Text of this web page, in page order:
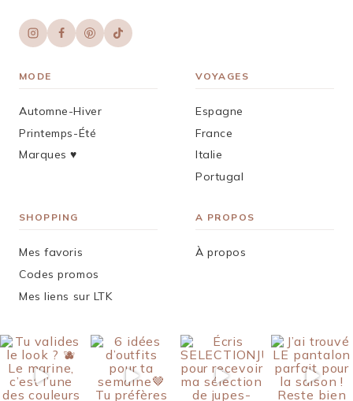
MODE
Automne-Hiver
Printemps-Été
Marques ♥︎
VOYAGES
Espagne
France
Italie
Portugal
SHOPPING
Mes favoris
Codes promos
Mes liens sur LTK
A PROPOS
À propos